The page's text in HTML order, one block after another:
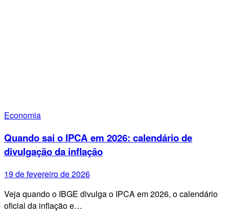
Economia
Quando sai o IPCA em 2026: calendário de
divulgação da inflação
19 de fevereiro de 2026
Veja quando o IBGE divulga o IPCA em 2026, o calendário
oficial da inflação e…